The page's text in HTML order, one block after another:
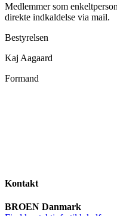
Medlemmer som
direkte indkaldelse via mail.
Bestyrelsen
Kaj Aagaard
Formand
Kontakt
BROEN Danmark